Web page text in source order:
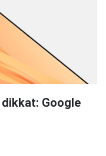
dikkat: Google